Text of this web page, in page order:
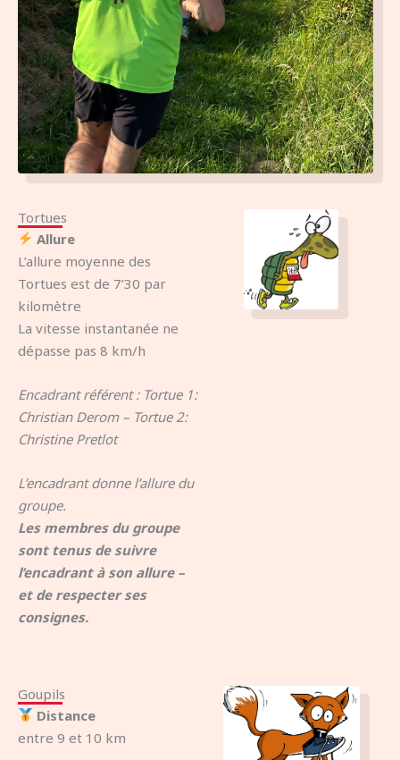
Tortues
Allure
L’allure moyenne des
Tortues est de 7’30 par
kilomètre
La vitesse instantanée ne
dépasse pas 8 km/h
Encadrant référent : Tortue 1:
Christian Derom – Tortue 2:
Christine Pretlot
L’encadrant donne l’allure du
groupe.
Les membres du groupe
sont tenus de suivre
l’encadrant à son allure –
et de respecter ses
consignes.
Goupils
Distance
entre 9 et 10 km